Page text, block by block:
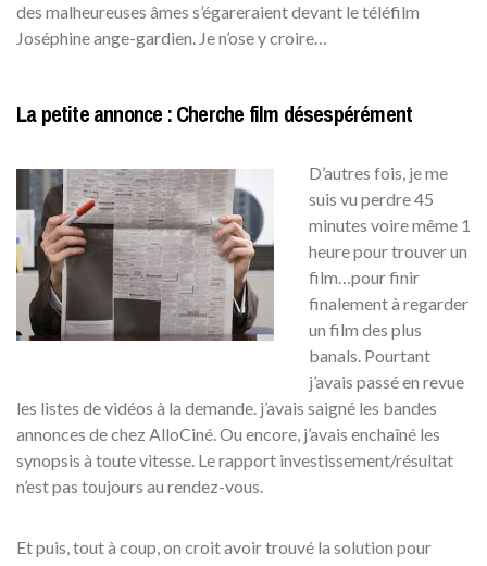
des malheureuses âmes s’égareraient devant le téléfilm
Joséphine ange-gardien. Je n’ose y croire…
La petite annonce : Cherche film désespérément
D’autres fois, je me
suis vu perdre 45
minutes voire même 1
heure pour trouver un
film…pour finir
finalement à regarder
un film des plus
banals. Pourtant
j’avais passé en revue
les listes de vidéos à la demande. j’avais saigné les bandes
annonces de chez AlloCiné. Ou encore, j’avais enchaîné les
synopsis à toute vitesse. Le rapport investissement/résultat
n’est pas toujours au rendez-vous.
Et puis, tout à coup, on croit avoir trouvé la solution pour